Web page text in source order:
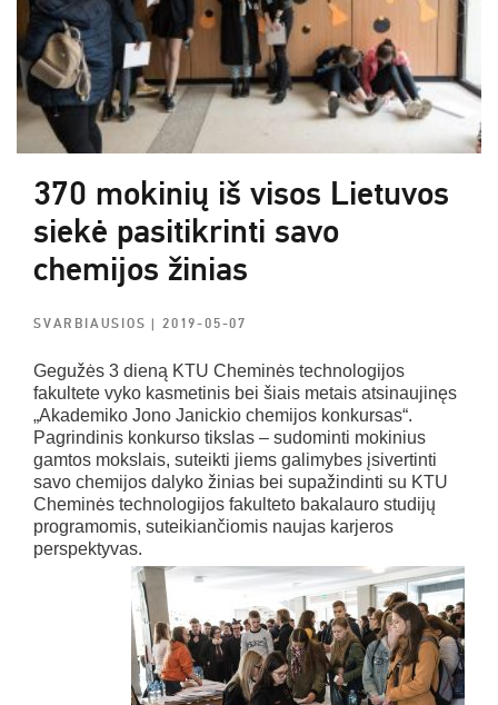
370 mokinių iš visos Lietuvos
siekė pasitikrinti savo
chemijos žinias
SVARBIAUSIOS| 2019-05-07
Gegužės 3 dieną KTU Cheminės technologijos
fakultete vyko kasmetinis bei šiais metais atsinaujinęs
„Akademiko Jono Janickio chemijos konkursas“.
Pagrindinis konkurso tikslas – sudominti mokinius
gamtos mokslais, suteikti jiems galimybes įsivertinti
savo chemijos dalyko žinias bei supažindinti su KTU
Cheminės technologijos fakulteto bakalauro studijų
programomis, suteikiančiomis naujas karjeros
perspektyvas.